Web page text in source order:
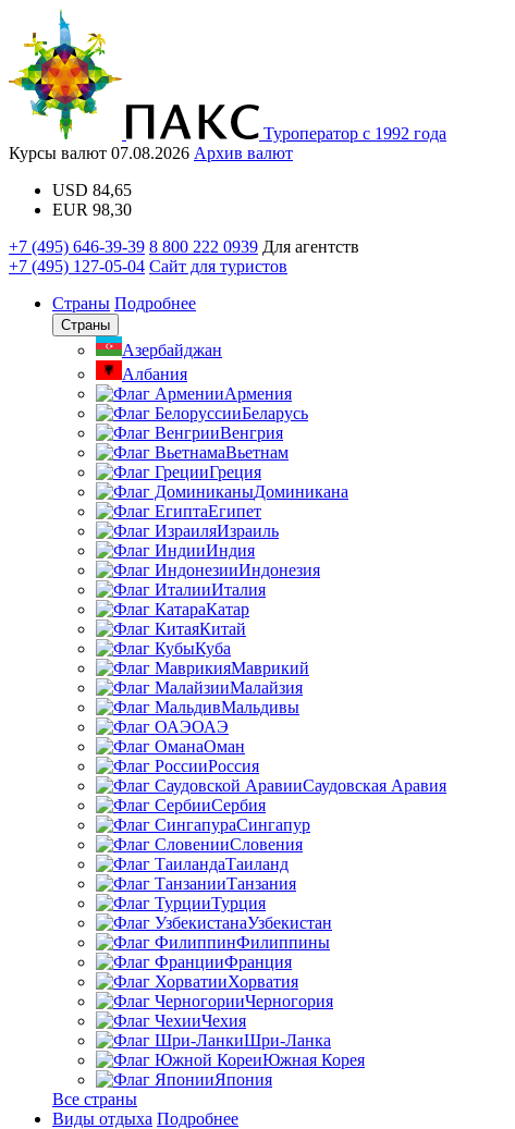
Туроператор с 1992 года
Курсы валют 07.08.2026 Архив валют
USD 84,65
EUR 98,30
+7 (495) 646-39-39 8 800 222 0939 Для агентств
+7 (495) 127-05-04 Сайт для туристов
Страны Подробнее
Страны
Азербайджан
Албания
Армения
Беларусь
Венгрия
Вьетнам
Греция
Доминикана
Египет
Израиль
Индия
Индонезия
Италия
Катар
Китай
Куба
Маврикий
Малайзия
Мальдивы
ОАЭ
Оман
Россия
Саудовская Аравия
Сербия
Сингапур
Словения
Таиланд
Танзания
Турция
Узбекистан
Филиппины
Франция
Хорватия
Черногория
Чехия
Шри-Ланка
Южная Корея
Япония
Все страны
Виды отдыха Подробнее